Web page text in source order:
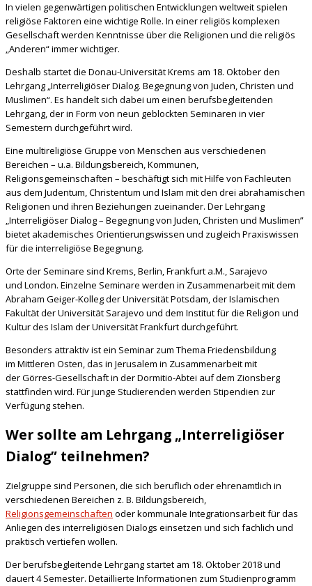
In vielen gegenwärtigen politischen Entwicklungen weltweit spielen
religiöse Faktoren eine wichtige Rolle. In einer religiös komplexen
Gesellschaft werden Kenntnisse über die Religionen und die religiös
„Anderen“ immer wichtiger.
Deshalb startet die Donau-Universität Krems am 18. Oktober den
Lehrgang „Interreligiöser Dialog. Begegnung von Juden, Christen und
Muslimen“. Es handelt sich dabei um einen berufsbegleitenden
Lehrgang, der in Form von neun geblockten Seminaren in vier
Semestern durchgeführt wird.
Eine multireligiöse Gruppe von Menschen aus verschiedenen
Bereichen – u.a. Bildungsbereich, Kommunen,
Religionsgemeinschaften – beschäftigt sich mit Hilfe von Fachleuten
aus dem Judentum, Christentum und Islam mit den drei abrahamischen
Religionen und ihren Beziehungen zueinander. Der Lehrgang
„Interreligiöser Dialog – Begegnung von Juden, Christen und Muslimen”
bietet akademisches Orientierungswissen und zugleich Praxiswissen
für die interreligiöse Begegnung.
Orte der Seminare sind Krems, Berlin, Frankfurt a.M., Sarajevo
und London. Einzelne Seminare werden in Zusammenarbeit mit dem
Abraham Geiger-Kolleg der Universität Potsdam, der Islamischen
Fakultät der Universität Sarajevo und dem Institut für die Religion und
Kultur des Islam der Universität Frankfurt durchgeführt.
Besonders attraktiv ist ein Seminar zum Thema Friedensbildung
im Mittleren Osten, das in Jerusalem in Zusammenarbeit mit
der Görres-Gesellschaft in der Dormitio-Abtei auf dem Zionsberg
stattfinden wird. Für junge Studierenden werden Stipendien zur
Verfügung stehen.
Wer sollte am Lehrgang „Interreligiöser
Dialog” teilnehmen?
Zielgruppe sind Personen, die sich beruflich oder ehrenamtlich in
verschiedenen Bereichen z. B. Bildungsbereich,
Religionsgemeinschaften oder kommunale Integrationsarbeit für das
Anliegen des interreligiösen Dialogs einsetzen und sich fachlich und
praktisch vertiefen wollen.
Der berufsbegleitende Lehrgang startet am 18. Oktober 2018 und
dauert 4 Semester. Detaillierte Informationen zum Studienprogramm